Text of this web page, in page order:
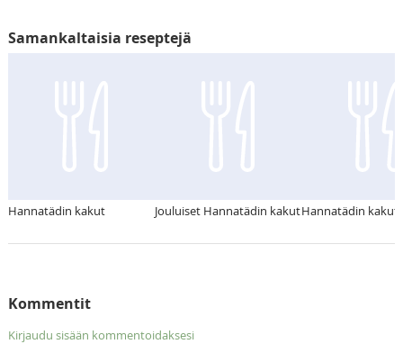
Samankaltaisia reseptejä
Hannatädin kakut Jouluiset Hannatädin kakutHannatädin kakut
Kommentit
Kirjaudu sisään kommentoidaksesi